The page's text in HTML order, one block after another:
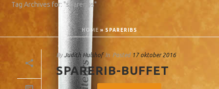
Tag Archives for: "spareribs"
HOME » SPARERIBS
By Judith Hulshof In Posted 17 oktober 2016
SPARERIB-BUFFET